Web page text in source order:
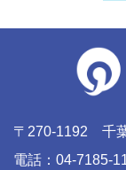
〒270-1192 千
電話：04-7185-